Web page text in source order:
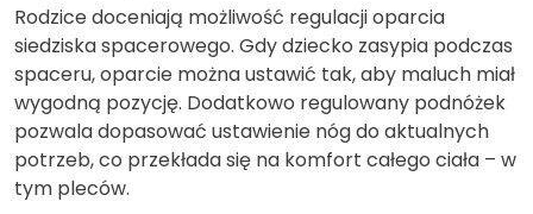
Rodzice doceniają możliwość regulacji oparcia
siedziska spacerowego. Gdy dziecko zasypia podczas
spaceru, oparcie można ustawić tak, aby maluch miał
wygodną pozycję. Dodatkowo regulowany podnóżek
pozwala dopasować ustawienie nóg do aktualnych
potrzeb, co przekłada się na komfort całego ciała – w
tym pleców.